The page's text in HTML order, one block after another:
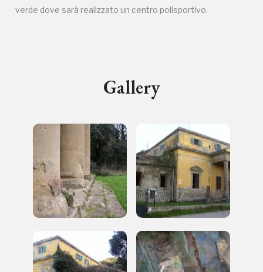
verde dove sarà realizzato un centro polisportivo.
Gallery
I Luoghi del Cuore
Storico campagne in questo
luogo